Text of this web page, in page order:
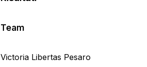
Team
Victoria Libertas Pesaro